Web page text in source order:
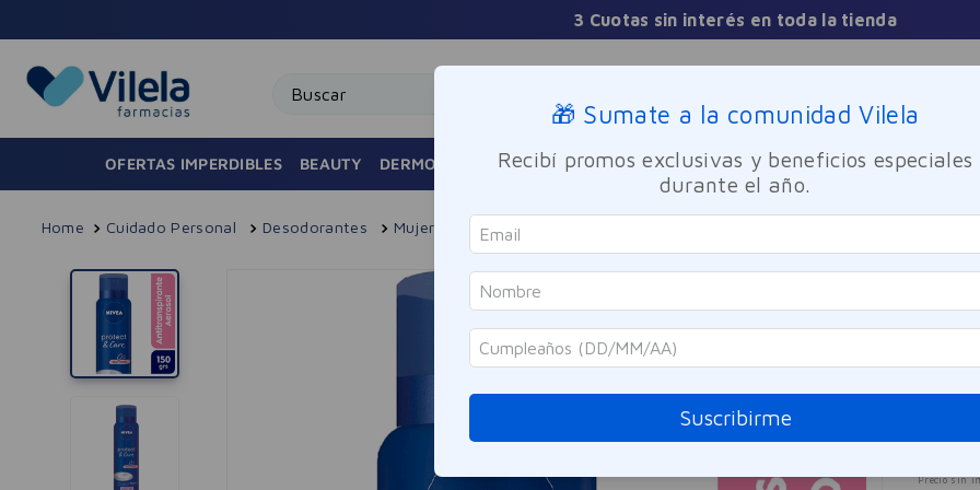
OFERTAS IMPERDIBLES BEAUTY DERMOCOSMÉTICA FRAGANCIAS CUIDADO PERSONAL BIENESTAR Y
Cuidado Personal Desodorantes Mujer Antitranspirante En Aerosol Protect & Care Nivea 150ml
Nivea
$
Precio sin
🎁 Sumate a la comunidad Vilela
Recibí promos exclusivas y beneficios especiales
durante el año.
Suscribirme